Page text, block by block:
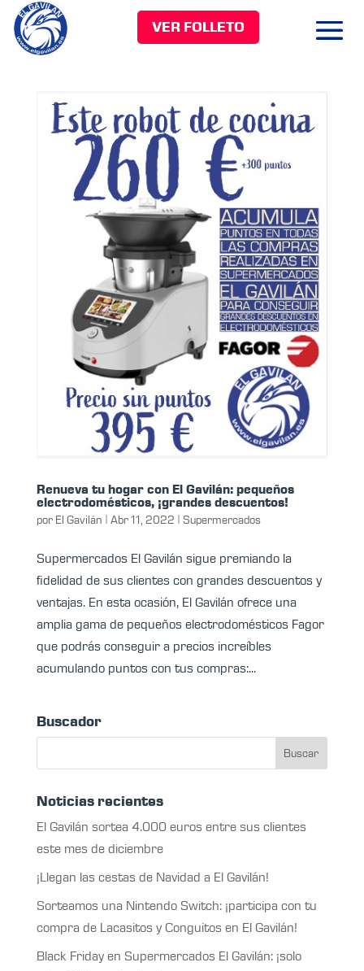
VER FOLLETO
Renueva tu hogar con El Gavilán: pequeños
electrodomésticos, ¡grandes descuentos!
por El Gavilán Abr 11, 2022 Supermercados
Supermercados El Gavilán sigue premiando la
fidelidad de sus clientes con grandes descuentos y
ventajas. En esta ocasión, El Gavilán ofrece una
amplia gama de pequeños electrodomésticos Fagor
que podrás conseguir a precios increíbles
acumulando puntos con tus compras:...
Buscador
Noticias recientes
El Gavilán sortea 4.000 euros entre sus clientes
este mes de diciembre
¡Llegan las cestas de Navidad a El Gavilán!
Sorteamos una Nintendo Switch: ¡participa con tu
compra de Lacasitos y Conguitos en El Gavilán!
Black Friday en Supermercados El Gavilán: ¡solo